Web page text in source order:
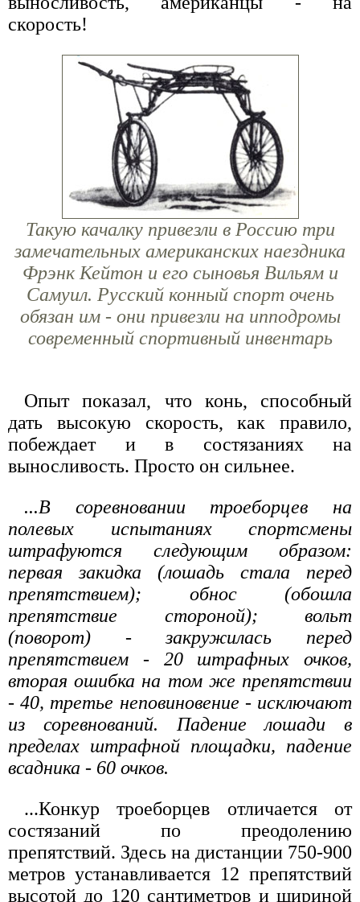
скорость!
Такую качалку привезли в Россию три
замечательных американских наездника
Фрэнк Кейтон и его сыновья Вильям и
Самуил. Русский конный спорт очень
обязан им - они привезли на ипподромы
современный спортивный инвентарь
Опыт показал, что конь, способный
дать высокую скорость, как правило,
побеждает и в состязаниях на
выносливость. Просто он сильнее.
...В соревновании троеборцев на
полевых испытаниях спортсмены
штрафуются следующим образом:
первая закидка (лошадь стала перед
препятствием); обнос (обошла
препятствие стороной); вольт
(поворот) - закружилась перед
препятствием - 20 штрафных очков,
вторая ошибка на том же препятствии
- 40, третье неповиновение - исключают
из соревнований. Падение лошади в
пределах штрафной площадки, падение
всадника - 60 очков.
...Конкур троеборцев отличается от
состязаний по преодолению
препятствий. Здесь на дистанции 750-900
метров устанавливается 12 препятствий
высотой до 120 сантиметров и шириной